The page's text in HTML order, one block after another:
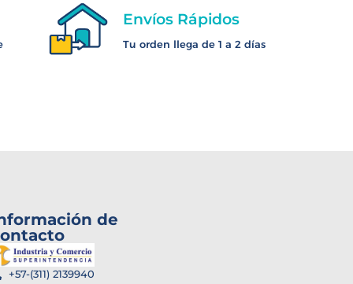
Envíos Rápidos
Tu orden llega de 1 a 2 días
de
+57-(311) 2139940